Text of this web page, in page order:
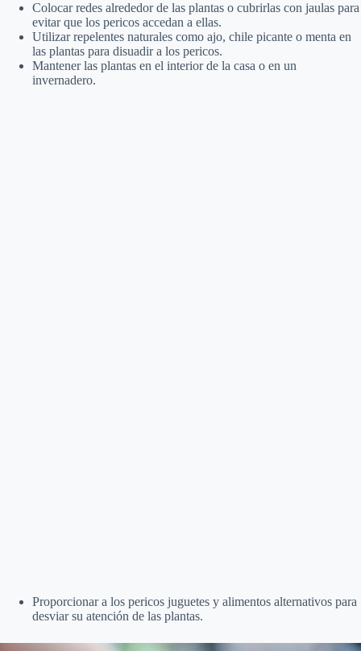
Colocar redes alrededor de las plantas o cubrirlas con jaulas para
evitar que los pericos accedan a ellas.
Utilizar repelentes naturales como ajo, chile picante o menta en
las plantas para disuadir a los pericos.
Mantener las plantas en el interior de la casa o en un
invernadero.
Proporcionar a los pericos juguetes y alimentos alternativos para
desviar su atención de las plantas.